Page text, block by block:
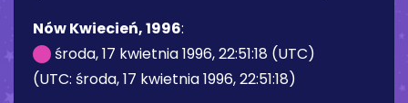
Nów Kwiecień, 1996:
środa, 17 kwietnia 1996, 22:51:18 (UTC)
(UTC: środa, 17 kwietnia 1996, 22:51:18)